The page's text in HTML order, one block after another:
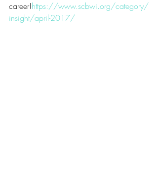
career!https://www.scbwi.org/category/
insight/april-2017/